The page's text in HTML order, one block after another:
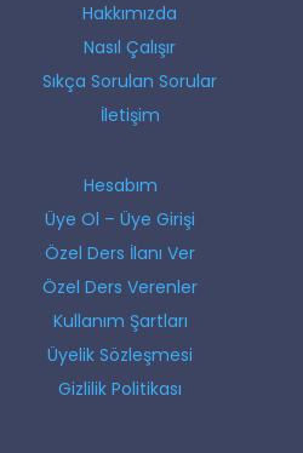
Hakkımızda
Nasıl Çalışır
Sıkça Sorulan Sorular
İletişim
Hesabım
Üye Ol – Üye Girişi
Özel Ders İlanı Ver
Özel Ders Verenler
Kullanım Şartları
Üyelik Sözleşmesi
Gizlilik Politikası